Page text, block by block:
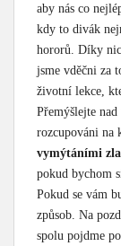
aby nás co
kdy to divák
hororů. Díky
jsme vděčni za
životní lekce,
Přemýšlejte
rozcupováni na
vymýtáními zla
pokud bychom
Pokud se vám
způsob. Na
spolu pojdme